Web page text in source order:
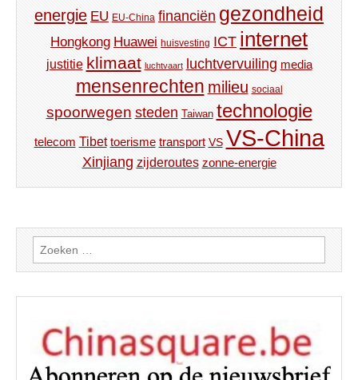
energie EU EU-China financiën gezondheid
Hongkong Huawei huisvesting ICT internet
justitie klimaat luchtvaart luchtvervuiling media
mensenrechten milieu sociaal
spoorwegen steden Taiwan technologie
telecom Tibet toerisme transport VS VS-China
Xinjiang zijderoutes zonne-energie
Zoeken
naar: